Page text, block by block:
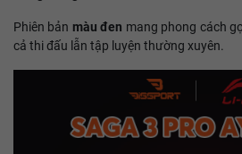
Phiên bản màu đen mang phong cách
cả thi đấu lẫn tập luyện thường xuyên.